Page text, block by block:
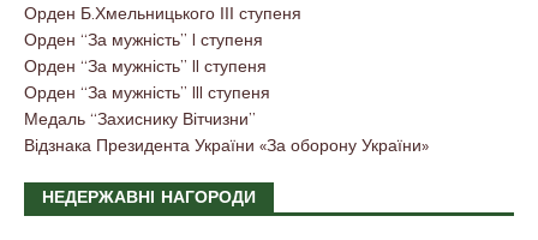
Орден Б.Хмельницького ІІІ ступеня
Орден “За мужність” I ступеня
Орден “За мужність” II ступеня
Орден “За мужність” III ступеня
Медаль “Захиснику Вітчизни”
Відзнака Президента України «За оборону України»
НЕДЕРЖАВНІ НАГОРОДИ